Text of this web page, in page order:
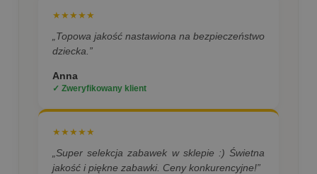
★★★★★
„Topowa jakość nastawiona na bezpieczeństwo
dziecka.”
Anna
✓ Zweryfikowany klient
★★★★★
„Super selekcja zabawek w sklepie :) Świetna
jakość i piękne zabawki. Ceny konkurencyjne!”